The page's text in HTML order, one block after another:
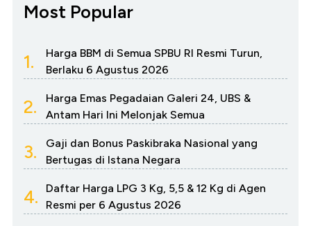
Most Popular
1.
Harga BBM di Semua SPBU RI Resmi Turun,
Berlaku 6 Agustus 2026
2.
Harga Emas Pegadaian Galeri 24, UBS &
Antam Hari Ini Melonjak Semua
3.
Gaji dan Bonus Paskibraka Nasional yang
Bertugas di Istana Negara
4.
Daftar Harga LPG 3 Kg, 5,5 & 12 Kg di Agen
Resmi per 6 Agustus 2026